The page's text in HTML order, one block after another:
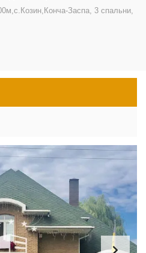
Заспа, 3 спальни,